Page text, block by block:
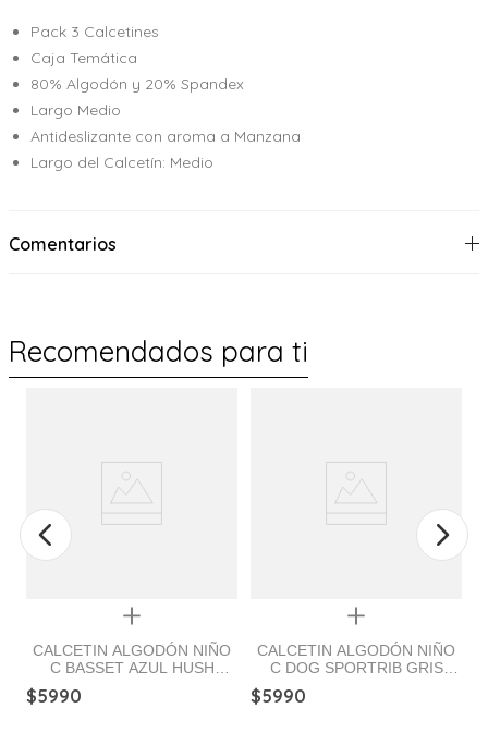
Pack 3 Calcetines
Caja Temática
80% Algodón y 20% Spandex
Largo Medio
Antideslizante con aroma a Manzana
Largo del Calcetín: Medio
Comentarios
Recomendados para ti
Quickview
CALCETIN ALGODÓN NIÑO
C BASSET AZUL HUSH
$5990
Quickview
CALCETIN ALGODÓN NIÑO
C DOG SPORTRIB GRIS
$5990